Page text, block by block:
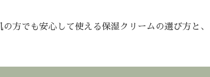
の方でも安心して使える保湿クリームの選び方と